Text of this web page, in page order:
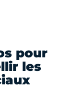
pour
les